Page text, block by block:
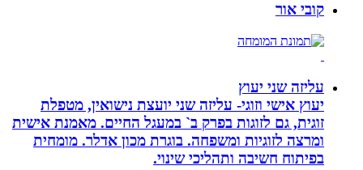
קובי אור
עליזה שני יעוץ
יעוץ אישי וזוגי- עליזה שני יועצת נישואין, מטפלת
זוגית, גם לזוגות בפרק ב` במעגל החיים. מאמנת אישית
ומרצה לזוגיות ומשפחה. בוגרת מכון אדלר. מומחית
בפיתוח חשיבה ותהליכי שינוי.